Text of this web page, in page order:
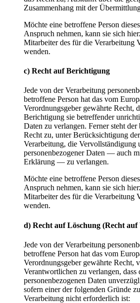
Zusammenhang mit der
Möchte eine betroffene Person
Anspruch nehmen, kann sie sich
Mitarbeiter des für die Verarbeitung
wenden.
c) Recht auf Berichtigung
Jede von der Verarbeitung
betroffene Person hat das vom
Verordnungsgeber gewährte Recht,
Berichtigung sie betreffender
Daten zu verlangen. Ferner steht der
Recht zu, unter Berücksichtigung
Verarbeitung, die Vervollständigung
personenbezogener Daten — auch
Erklärung — zu verlangen.
Möchte eine betroffene Person
Anspruch nehmen, kann sie sich
Mitarbeiter des für die Verarbeitung
wenden.
d) Recht auf Löschung (Recht auf
Jede von der Verarbeitung
betroffene Person hat das vom
Verordnungsgeber gewährte Recht,
Verantwortlichen zu verlangen, dass
personenbezogenen Daten
sofern einer der folgenden Gründe
Verarbeitung nicht erforderlich ist: